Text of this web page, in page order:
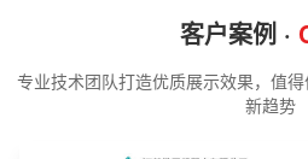
客户案例 ·
专业技术团队打造优质展示效果，值
新趋势